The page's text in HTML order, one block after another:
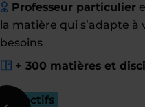
Professeur particulier
la matière qui s’adapte à
besoins
+ 300 matières et
Objectifs